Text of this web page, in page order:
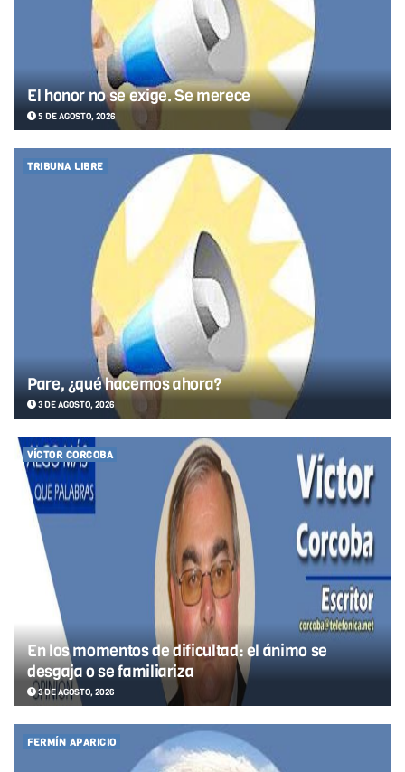
El honor no se exige. Se merece
5 DE AGOSTO, 2026
TRIBUNA LIBRE
Pare, ¿qué hacemos ahora?
3 DE AGOSTO, 2026
VÍCTOR CORCOBA
En los momentos de dificultad: el ánimo se
desgaja o se familiariza
3 DE AGOSTO, 2026
FERMÍN APARICIO